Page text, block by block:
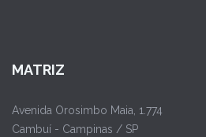
MATRIZ
Avenida Orosimbo Maia, 1.774
Cambuí - Campinas / SP